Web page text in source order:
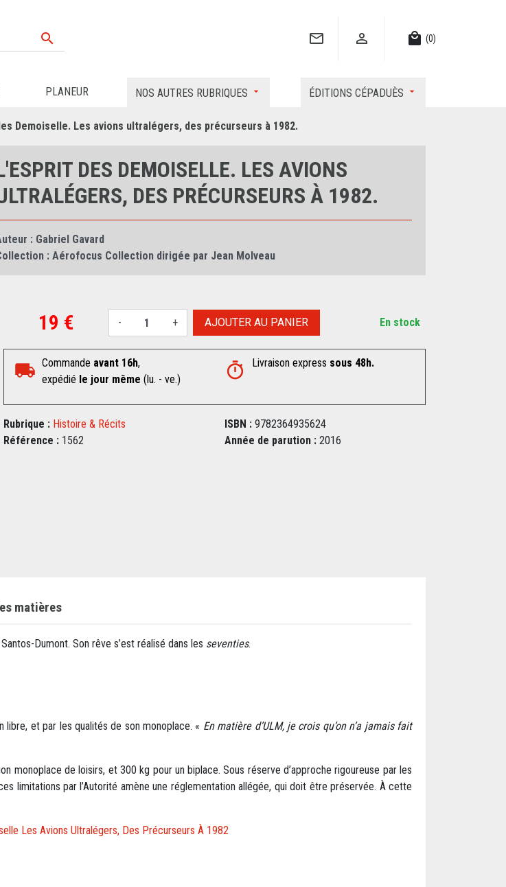
   local_mall (0)
PLANEUR NOS AUTRES RUBRIQUES ÉDITIONS CÉPADUÈS
Demoiselle. Les avions ultralégers, des précurseurs à 1982.
DES DEMOISELLE. LES AVIONS
DES PRÉCURSEURS À 1982.
: Gabriel Gavard
: Aérofocus Collection dirigée par Jean Molveau
19 € - + AJOUTER AU PANIER En stock
Commande avant 16h,
expédié le jour même (lu. - ve.)
Livraison express sous 48h.
Rubrique : Histoire & Récits ISBN : 9782364935624
Référence :1562 Année de parution : 2016
matières
Dumont. Son rêve s’est réalisé dans les seventies.
libre, et par les qualités de son monoplace. « En matière d’ULM, je crois qu’on n’a jamais fait
monoplace de loisirs, et 300 kg pour un biplace. Sous réserve d’approche rigoureuse par les
limitations par l’Autorité amène une réglementation allégée, qui doit être préservée. À cette
Les Avions Ultralégers, Des Précurseurs À 1982